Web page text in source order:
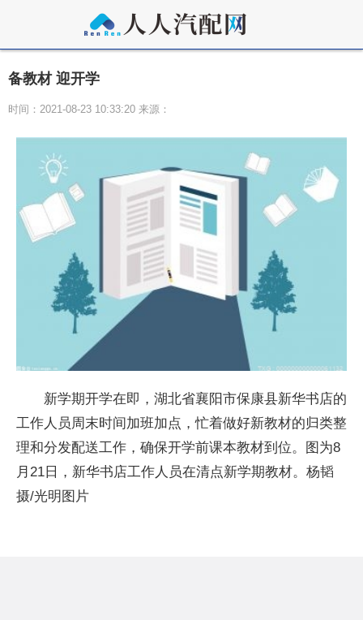
备教材 迎开学
时间：2021-08-23 10:33:20 来源：
新学期开学在即，湖北省襄阳市保康县新华书店的
工作人员周末时间加班加点，忙着做好新教材的归类整
理和分发配送工作，确保开学前课本教材到位。图为8
月21日，新华书店工作人员在清点新学期教材。杨韬
摄/光明图片